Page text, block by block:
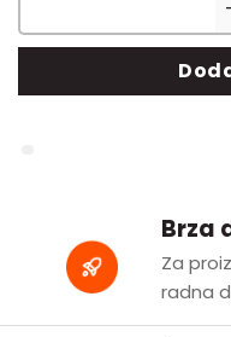
Brza
Za
radna